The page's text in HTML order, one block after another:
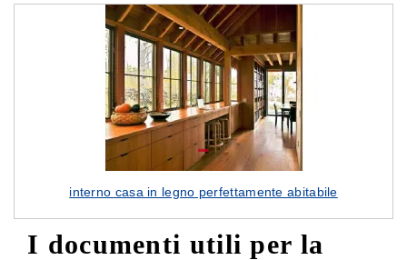
interno casa in legno perfettamente abitabile
I documenti utili per la